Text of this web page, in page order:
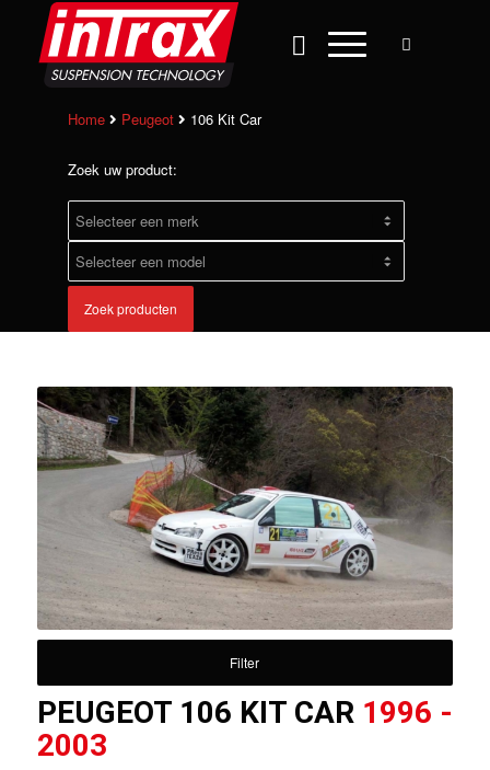
Home Peugeot 106 Kit Car
Zoek uw product:
Zoek producten
Filter
PEUGEOT 106 KIT CAR 1996 -
2003